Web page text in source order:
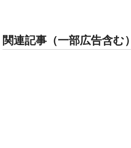
関連記事（一部広告含む）